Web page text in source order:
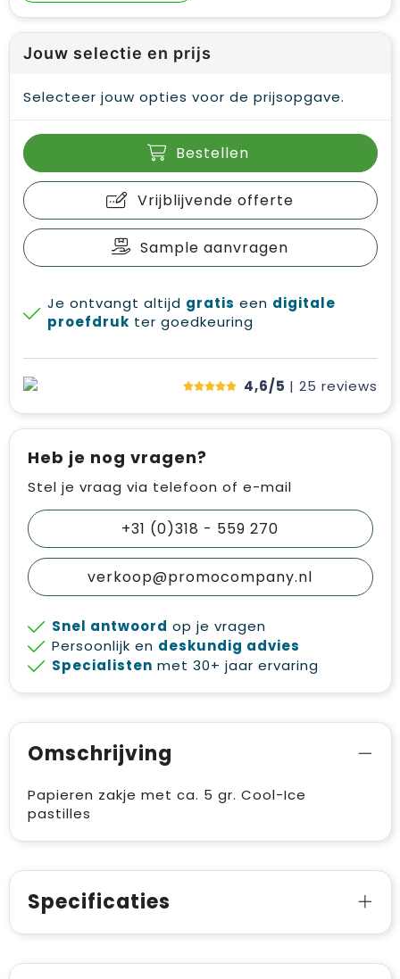
Jouw selectie en prijs
Selecteer jouw opties voor de prijsopgave.
Bestellen
Vrijblijvende offerte
Sample aanvragen
Je ontvangt altijd gratis een digitale
proefdruk ter goedkeuring
4,6/5 | 25 reviews
Heb je nog vragen?
Stel je vraag via telefoon of e-mail
+31 (0)318 - 559 270
verkoop@promocompany.nl
Snel antwoord op je vragen
Persoonlijk en deskundig advies
Specialisten met 30+ jaar ervaring
Omschrijving
Papieren zakje met ca. 5 gr. Cool-Ice
pastilles
Specificaties